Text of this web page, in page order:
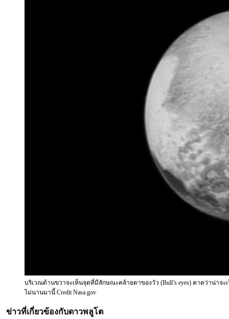
บริเวณด้านขวาจะเห็นจุดที่มีลักษณะคล้ายตาของวัว (Bull’s eyes) คาดว่าน่า
ไม่นานมานี้ Credit Nasa.gov
ข่าวที่เกี่ยวข้องกับดาวพลูโต